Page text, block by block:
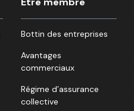
Bottin des entreprises
Avantages
commerciaux
Régime d’assurance
collective